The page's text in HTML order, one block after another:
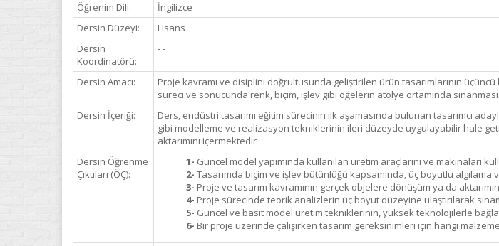
Öğrenim Dili:
İngilizce
Dersin Düzeyi:
Lisans
Dersin
Koordinatörü:
- -
Dersin Amacı:
Proje kavramı ve disiplini doğrultusunda geliştirilen ürün tasarımlarının
süreci ve sonucunda renk, biçim, işlev gibi öğelerin atölye ortamında sınanması.
Dersin İçeriği:
Ders, endüstri tasarımı eğitim sürecinin ilk aşamasında bulunan tasarımcı
gibi modelleme ve realizasyon tekniklerinin ileri düzeyde uygulayabilir hale
aktarımını içermektedir
Dersin Öğrenme
Çıktıları (ÖÇ):
1- Güncel model yapımında kullanılan üretim araçlarını ve
2- Tasarımda biçim ve işlev bütünlüğü kapsamında, üç boyutlu algılama
3- Proje ve tasarım kavramının gerçek objelere dönüşüm ya da
4- Proje sürecinde teorik analizlerin üç boyut düzeyine ulaştırılarak
5- Güncel ve basit model üretim tekniklerinin, yüksek teknolojilerle
6- Bir proje üzerinde çalışırken tasarım gereksinimleri için hangi